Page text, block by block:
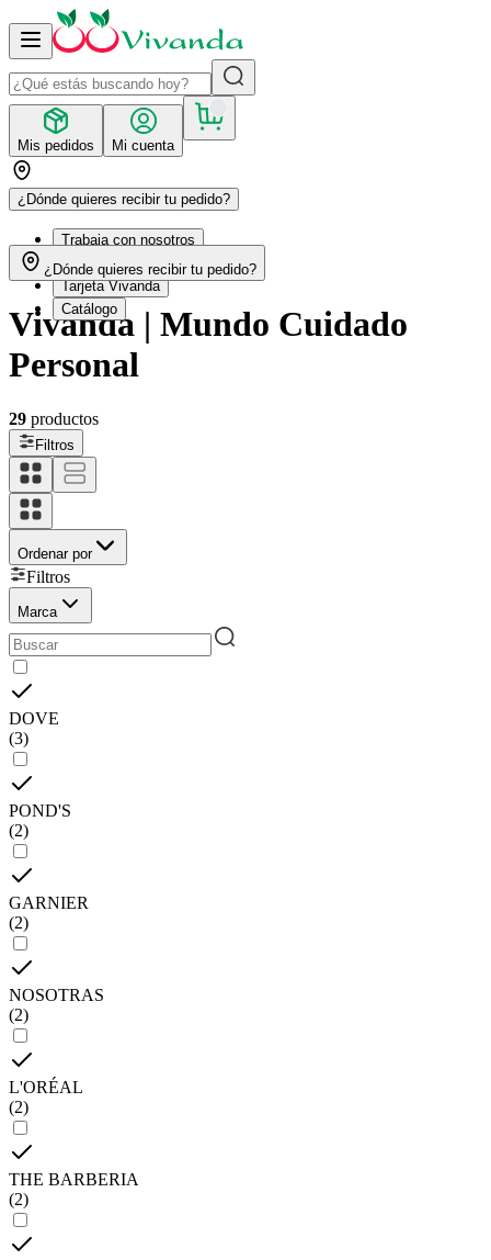
Mis pedidos Mi cuenta
¿Dónde quieres recibir tu pedido?
Trabaja con nosotros
Recetas
Tarjeta Vivanda
Catálogo
¿Dónde quieres recibir tu pedido?
Vivanda | Mundo Cuidado
Personal
29 productos
Filtros
Ordenar por
Filtros
Marca
DOVE
(3)
POND'S
(2)
GARNIER
(2)
NOSOTRAS
(2)
L'ORÉAL
(2)
THE BARBERIA
(2)